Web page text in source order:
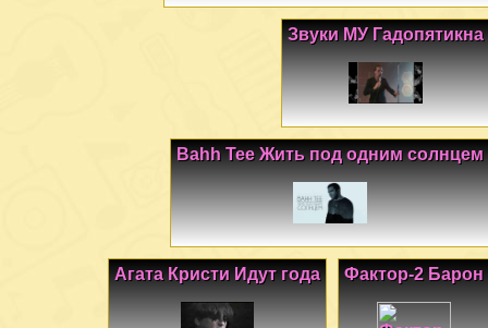
Звуки МУ Гадопятикна
Bahh Tee Жить под одним солнцем
Фактор-2 Барон
Агата Кристи Идут года